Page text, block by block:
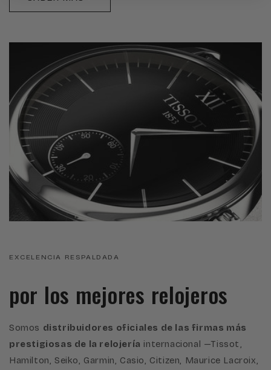
EXCELENCIA RESPALDADA
por los mejores relojeros
Somos distribuidores oficiales de las firmas más
prestigiosas de la relojería internacional —Tissot,
Hamilton, Seiko, Garmin, Casio, Citizen, Maurice Lacroix,